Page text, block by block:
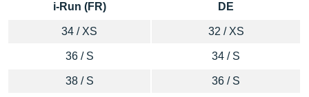
i-Run (FR) DE
34 / XS 32 / XS
36 / S 34 / S
38 / S 36 / S